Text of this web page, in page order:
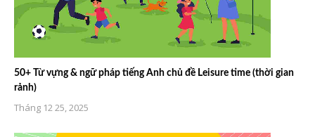
50+ Từ vựng & ngữ pháp tiếng Anh chủ đề Leisure time (thời gian
rảnh)
Tháng 12 25, 2025